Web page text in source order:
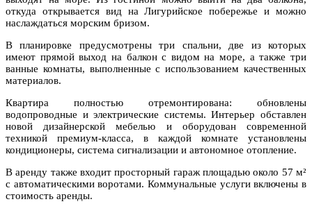
откуда открывается вид на Лигурийское побережье и можно
наслаждаться морским бризом.
В планировке предусмотрены три спальни, две из которых
имеют прямой выход на балкон с видом на море, а также три
ванные комнаты, выполненные с использованием качественных
материалов.
Квартира полностью отремонтирована: обновлены
водопроводные и электрические системы. Интерьер обставлен
новой дизайнерской мебелью и оборудован современной
техникой премиум-класса, в каждой комнате установлены
кондиционеры, система сигнализации и автономное отопление.
В аренду также входит просторный гараж площадью около 57 м²
с автоматическими воротами. Коммунальные услуги включены в
стоимость аренды.